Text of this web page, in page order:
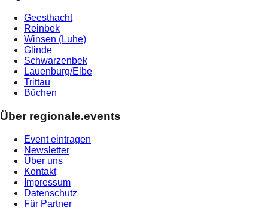
Geesthacht
Reinbek
Winsen (Luhe)
Glinde
Schwarzenbek
Lauenburg/Elbe
Trittau
Büchen
Über regionale.events
Event eintragen
Newsletter
Über uns
Kontakt
Impressum
Datenschutz
Für Partner